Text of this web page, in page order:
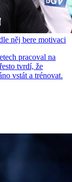
něj bere motivaci
pracoval na
tvrdí, že
vstát a trénovat.